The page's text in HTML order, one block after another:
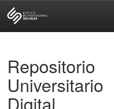
Repositorio
Universitario
Digital